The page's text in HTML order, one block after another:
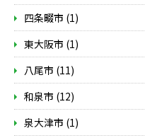
四条畷市 (1)
東大阪市 (1)
八尾市 (11)
和泉市 (12)
泉大津市 (1)